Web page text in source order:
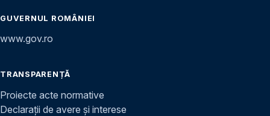
GUVERNUL ROMÂNIEI
www.gov.ro
TRANSPARENȚĂ
Proiecte acte normative
Declarații de avere și interese